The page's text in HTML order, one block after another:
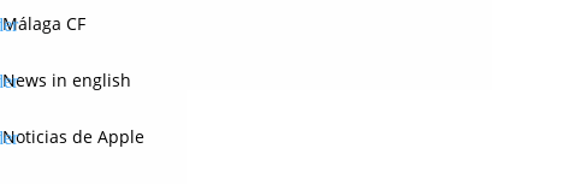
Málaga CF
News in english
Noticias de Apple